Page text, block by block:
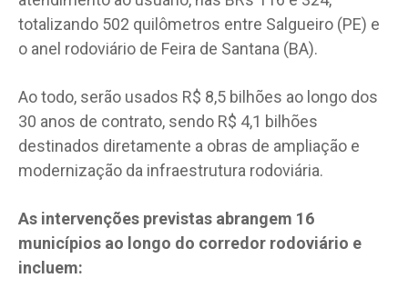
totalizando 502 quilômetros entre Salgueiro (PE) e
o anel rodoviário de Feira de Santana (BA).
Ao todo, serão usados R$ 8,5 bilhões ao longo dos
30 anos de contrato, sendo R$ 4,1 bilhões
destinados diretamente a obras de ampliação e
modernização da infraestrutura rodoviária.
As intervenções previstas abrangem 16
municípios ao longo do corredor rodoviário e
incluem: